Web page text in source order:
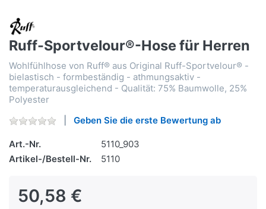
Ruff-Sportvelour®-Hose für Herren
Wohlfühlhose von Ruff® aus Original Ruff-Sportvelour® -
bielastisch - formbeständig - athmungsaktiv -
temperaturausgleichend - Qualität: 75% Baumwolle, 25%
Polyester
Geben Sie die erste Bewertung ab
Art.-Nr.
5110_903
Artikel-/Bestell-Nr.
5110
50,58 €